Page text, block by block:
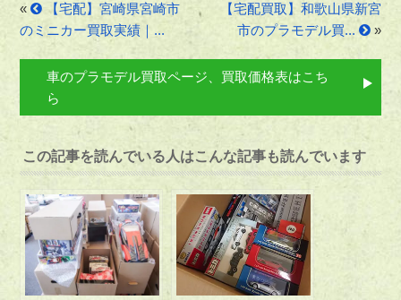
«
【宅配】宮崎県宮崎市
のミニカー買取実績｜...
【宅配買取】和歌山県新宮
市のプラモデル買...
»
車のプラモデル買取ページ、買取価格表はこち
ら
この記事を読んでいる人はこんな記事も読んでいます